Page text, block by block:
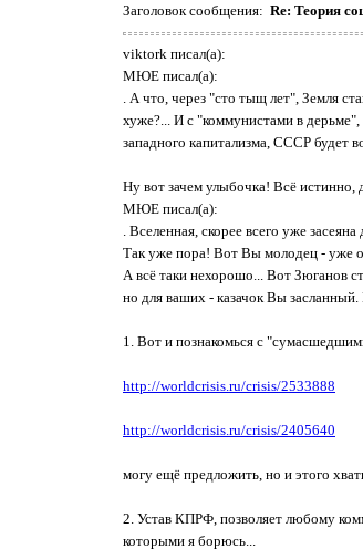
Заголовок сообщения: Re: Теория
viktork писал(а):
МЮЕ писал(а):
. А что, через "сто тыщ лет", Земля
хуже?... И с "коммунистами в
западного капитализма, СССР будет
Ну вот зачем улыбочка! Всё истинно,
МЮЕ писал(а):
. Вселенная, скорее всего уже
Так уже пора! Вот Вы молодец - уже
А всё таки нехорошо... Вот Зюганов
но для ваших - казачок Вы засланный.
1. Вот и познакомься с
http://worldcrisis.ru/crisis/2533888
http://worldcrisis.ru/crisis/2405640
могу ещё предложить, но и этого
2. Устав КПРФ, позволяет любому
которыми я борюсь...